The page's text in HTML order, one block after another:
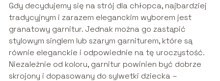
Gdy decydujemy się na strój dla chłopca, najbardziej
tradycyjnym i zarazem eleganckim wyborem jest
granatowy garnitur. Jednak można go zastąpić
stylowym singlem lub szarym garniturem, które są
równie eleganckie i odpowiednie na tę uroczystość.
Niezależnie od koloru, garnitur powinien być dobrze
skrojony i dopasowany do sylwetki dziecka –